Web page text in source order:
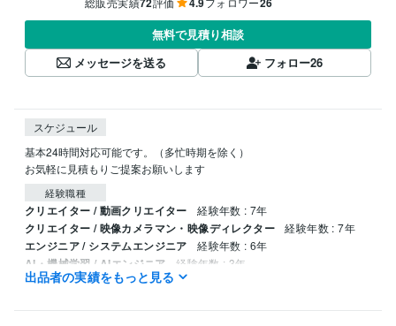
無料で見積り相談
メッセージを送る
フォロー26
スケジュール
基本24時間対応可能です。（多忙時期を除く）
お気軽に見積もりご提案お願いします
経験職種
クリエイター / 動画クリエイター 経験年数 : 7年
クリエイター / 映像カメラマン・映像ディレクター 経験年数 : 7年
エンジニア / システムエンジニア 経験年数 : 6年
AI・機械学習 / AIエンジニア 経験年数 : 3年
マーケティング / 広告・宣伝・プロモーション
受賞歴
出品者の実績をもっと見る